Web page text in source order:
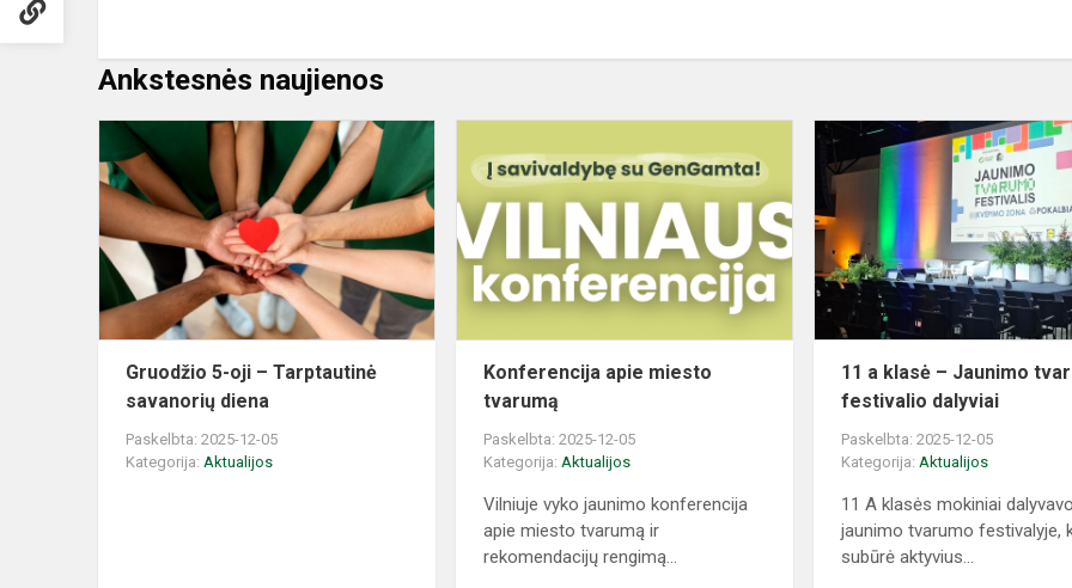
Ankstesnės naujienos
oji
–
Tarptautinė
savanorių
diena
Gruodžio 5-oji – Tarptautinė
savanorių diena
Paskelbta: 2025-12-05
Kategorija: Aktualijos
Konferencija
miesto
tvarumą
Konferencija apie miesto
tvarumą
Paskelbta: 2025-12-05
Kategorija:Aktualijos
Vilniuje vyko jaunimo konferencija
apie miesto tvarumą ir
rekomendacijų rengimą...
11 a klasė – Jaunimo
festivalio dalyviai
Paskelbta: 2025-12-05
Kategorija:Aktualijos
11 A klasės mokiniai
jaunimo tvarumo festivalyje,
subūrė aktyvius...